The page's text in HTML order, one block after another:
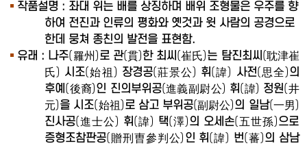
작품설명 : 좌대 위는 배를 상징하며 배위 조형물은 우주를 향
하여 전진과 인류의 평화와 옛것과 윗 사람의 공경으로
한데 뭉쳐 종친의 발전을 표현함.
유래 : 나주(羅州)로 관(貫)한 최씨 (崔氏)는 탐진최씨 (耽津崔
氏) 시조(始祖) 장경공(莊景公) 휘(諱) 사전(思全)의
후예 (後裔)인 진의부위공(進義副尉公) 휘(諱) 정원(井
元)을 시조(始祖)로 삼고 부위공(副尉公)의 일남(一男)
진사공(進士公) 휘(諱) 택(澤)의 오세손(五世孫)으로
증형조참판공(贈刑曺參判公) 인 휘(諱) 번(蕃)의 삼남